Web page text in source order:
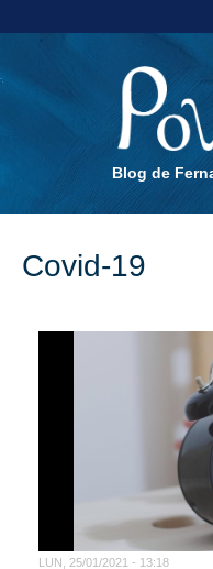
Blog de
Covid-19
LUN, 25/01/2021 - 13:18